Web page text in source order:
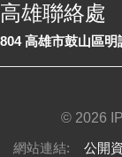
高雄聯絡處
804 高雄市鼓山區明
© 2026
網站連結: 公開